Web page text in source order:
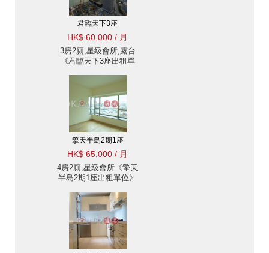
君臨天下3座
HK$ 60,000 / 月
3房2廁,星級會所,露台
《君臨天下3座出租單
擎天半島2期1座
HK$ 65,000 / 月
4房2廁,星級會所《擎天
半島2期1座出租單位》